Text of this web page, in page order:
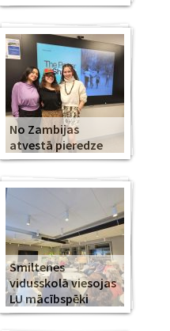
No Zambijas
atvestā pieredze
Smiltenes
vidusskolā viesojas
LU mācībspēki